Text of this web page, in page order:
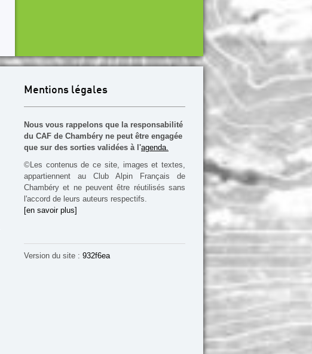
Mentions légales
Nous vous rappelons que la responsabilité
du CAF de Chambéry ne peut être engagée
que sur des sorties validées à l'agenda.
©Les contenus de ce site, images et textes,
appartiennent au Club Alpin Français de
Chambéry et ne peuvent être réutilisés sans
l'accord de leurs auteurs respectifs.
[en savoir plus]
Version du site : 932f6ea